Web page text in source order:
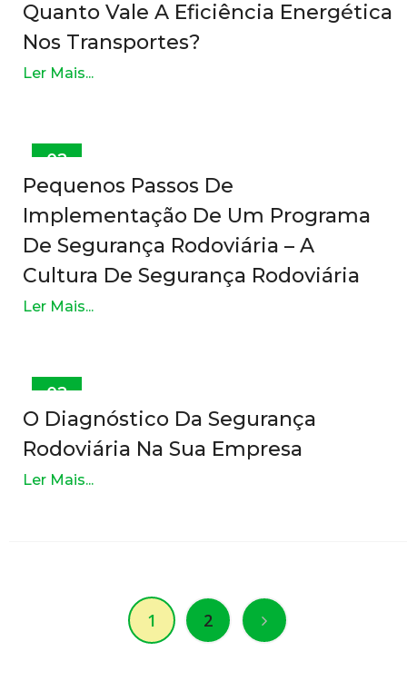
OUT
Quanto Vale A Eficiência Energética
Nos Transportes?
Ler Mais...
02
OUT
Pequenos Passos De
Implementação De Um Programa
De Segurança Rodoviária – A
Cultura De Segurança Rodoviária
Ler Mais...
02
OUT
O Diagnóstico Da Segurança
Rodoviária Na Sua Empresa
Ler Mais...
1 2